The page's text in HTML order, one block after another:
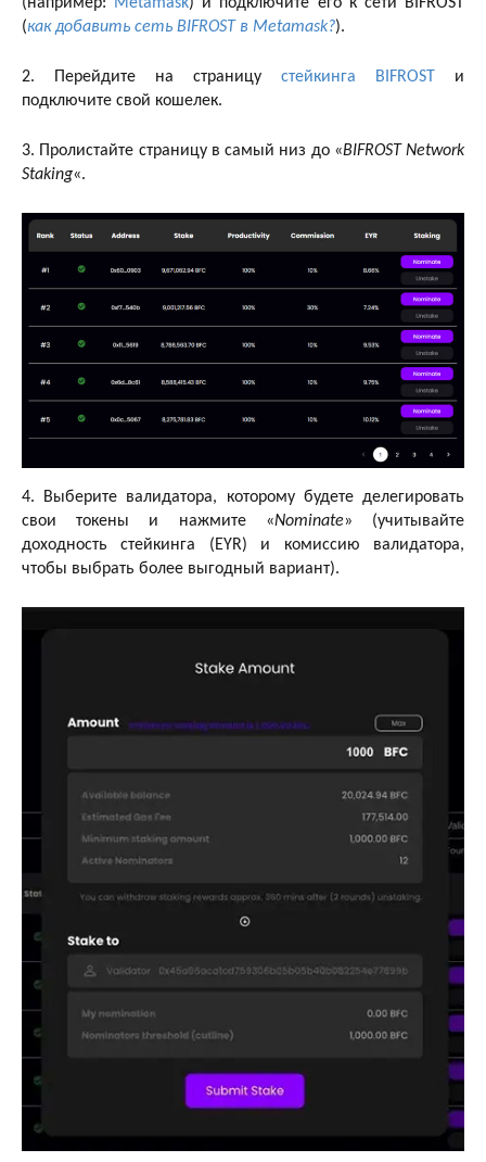
(как добавить сеть BIFROST в Metamask?).
2. Перейдите на страницу стейкинга BIFROST
и
подключите свой кошелек.
3. Пролистайте страницу в самый низ до «BIFROST Network
Staking«.
4. Выберите валидатора, которому будете делегировать
свои токены и нажмите «Nominate» (учитывайте
доходность стейкинга (EYR) и комиссию валидатора,
чтобы выбрать более выгодный вариант).